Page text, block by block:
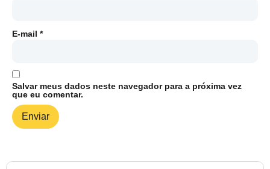
E-mail *
Salvar meus dados neste navegador para a próxima vez
que eu comentar.